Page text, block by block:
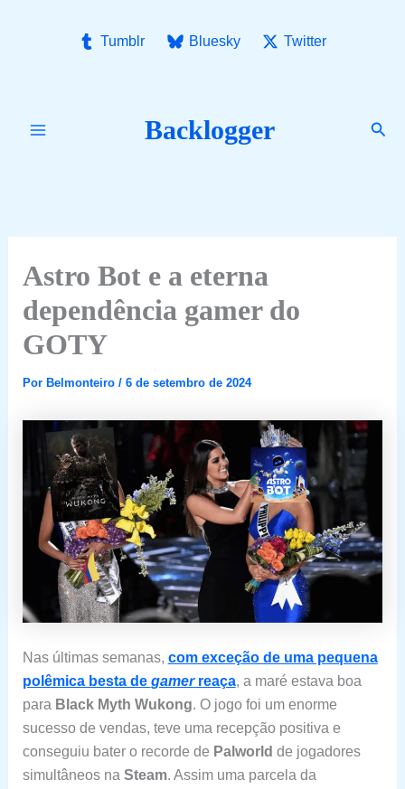
Tumblr Bluesky Twitter
Backlogger
Astro Bot e a eterna
dependência gamer do
GOTY
Por Belmonteiro / 6 de setembro de 2024
Nas últimas semanas, com exceção de uma pequena
polêmica besta de gamerreaça, a maré estava boa
para Black Myth Wukong. O jogo foi um enorme
sucesso de vendas, teve uma recepção positiva e
conseguiu bater o recorde de Palworld de jogadores
simultâneos na Steam. Assim uma parcela da